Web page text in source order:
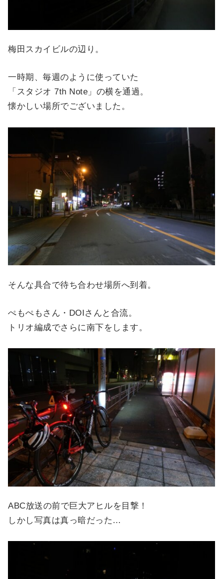
梅田スカイビルの辺り。
一時期、毎週のように使っていた
「スタジオ 7th Note」の横を通過。
懐かしい場所でございました。
そんな具合で待ち合わせ場所へ到着。
ぺもぺもさん・DOIさんと合流。
トリオ編成でさらに南下をします。
ABC放送の前で巨大アヒルを目撃！
しかし写真は真っ暗だった…